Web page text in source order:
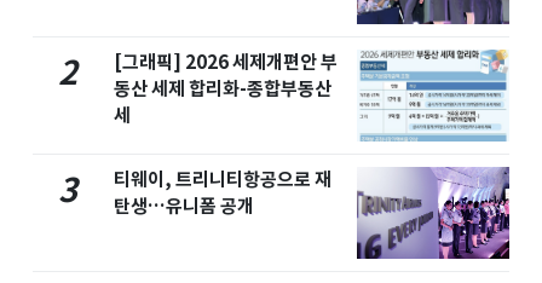
2
[그래픽] 2026 세제개편안 부
동산 세제 합리화-종합부동산
세
3
티웨이, 트리니티항공으로 재
탄생…유니폼 공개